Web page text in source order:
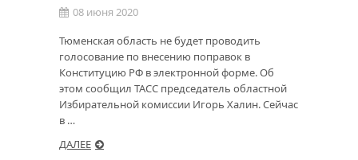
08 июня 2020
Тюменская область не будет проводить
голосование по внесению поправок в
Конституцию РФ в электронной форме. Об
этом сообщил ТАСС председатель областной
Избирательной комиссии Игорь Халин. Сейчас
в …
ДАЛЕЕ